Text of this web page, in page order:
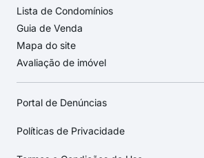
Lista de Condomínios
Guia de Venda
Mapa do site
Avaliação de imóvel
Portal de Denúncias
Políticas de Privacidade